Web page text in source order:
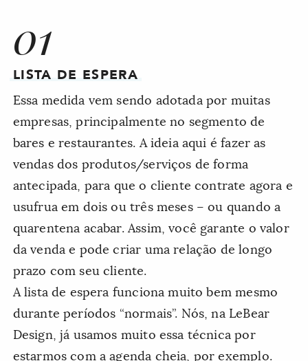
01
LISTA DE ESPERA
Essa medida vem sendo adotada por muitas
empresas, principalmente no segmento de
bares e restaurantes. A ideia aqui é fazer as
vendas dos produtos/serviços de forma
antecipada, para que o cliente contrate agora e
usufrua em dois ou três meses – ou quando a
quarentena acabar. Assim, você garante o valor
da venda e pode criar uma relação de longo
prazo com seu cliente.
A lista de espera funciona muito bem mesmo
durante períodos “normais”. Nós, na LeBear
Design, já usamos muito essa técnica por
estarmos com a agenda cheia, por exemplo.